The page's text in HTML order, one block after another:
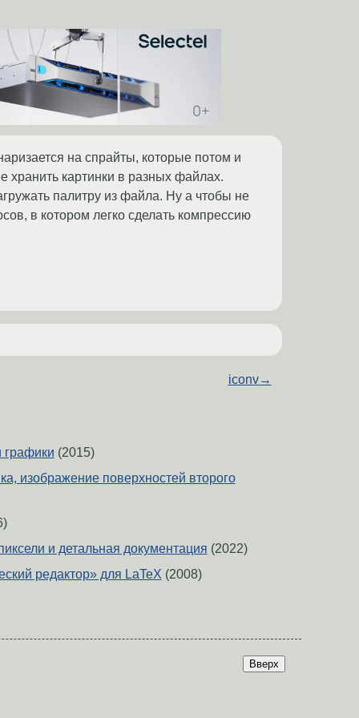
на спрайты, которые потом и
хранить картинки в разных файлах.
палитру из файла. Ну а чтобы не
в котором легко сделать компрессию
iconv→
(2015)
изображение поверхностей второго
и детальная документация (2022)
редактор» для LaTeX (2008)
Вверх